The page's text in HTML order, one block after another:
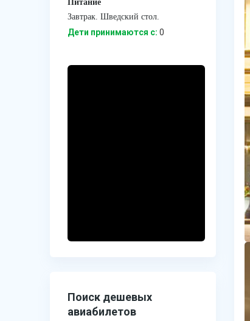
Питание
Завтрак. Шведский стол.
Дети принимаются с: 0
Поиск дешевых
авиабилетов